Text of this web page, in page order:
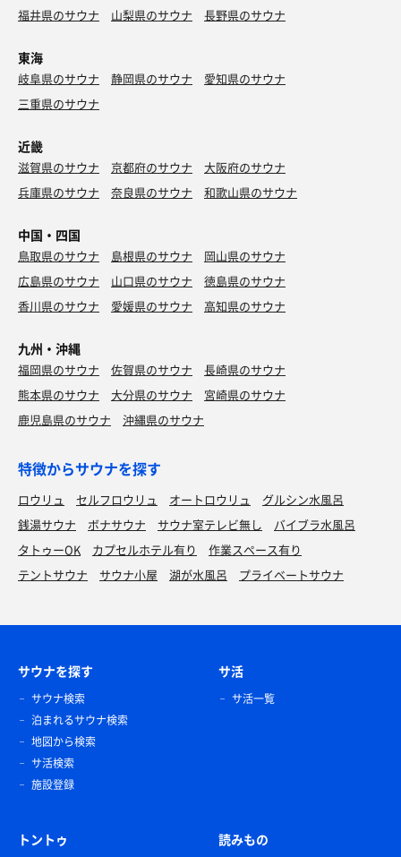
福井県のサウナ
山梨県のサウナ 長野県のサウナ
東海
岐阜県のサウナ 静岡県のサウナ
愛知県のサウナ
三重県のサウナ
近畿
滋賀県のサウナ 京都府のサウナ
大阪府のサウナ
兵庫県のサウナ
奈良県のサウナ 和歌山県のサウナ
中国・四国
鳥取県のサウナ 島根県のサウナ
岡山県のサウナ
広島県のサウナ
山口県のサウナ
徳島県のサウナ
香川県のサウナ
愛媛県のサウナ 高知県のサウナ
九州・沖縄
福岡県のサウナ 佐賀県のサウナ
長崎県のサウナ
熊本県のサウナ
大分県のサウナ
宮崎県のサウナ
鹿児島県のサウナ
沖縄県のサウナ
特徴からサウナを探す
ロウリュ セルフロウリュ オートロウリュ
グルシン水風呂
銭湯サウナ
ボナサウナ サウナ室テレビ無し
バイブラ水風呂
タトゥーOK
カプセルホテル有り
作業スペース有り
テントサウナ
サウナ小屋 湖が水風呂 プライベートサウナ
サウナを探す
サウナ検索
泊まれるサウナ検索
地図から検索
サ活検索
施設登録
サ活
サ活一覧
トントゥ 読みもの